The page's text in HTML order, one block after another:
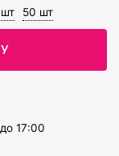
50 шт
17:00